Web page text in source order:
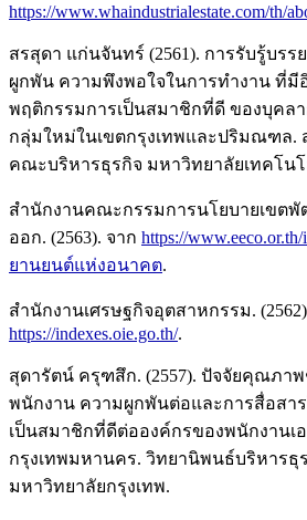
https://www.whaindustrialestate.com/th/
สรสุดา แก่นจันทร์ (2561). การรับรู้บรร
ผูกพัน ความพึงพอใจในการทำงาน ที่มี
พฤติกรรมการเป็นสมาชิกที่ดี ของบุคล
กลุ่มใหม่ในเขตกรุงเทพและปริมณฑล.
คณะบริหารธุรกิจ มหาวิทยาลัยเทคโน
สำนักงานคณะกรรมการนโยบายเขต
ออก. (2563). จาก https://
ยานยนต์แห่งอนาคต.
สำนักงานเศรษฐกิจอุตสาหกรรม.
https://indexes.oie.go.th/.
สุดารัตน์ ครุฑสึก. (2557). ปัจจัยคุณภา
พนักงาน ความผูกพันต่อและการสื่อสา
เป็นสมาชิกที่ดีต่อองค์กรของพนักงานเ
กรุงเทพมหานคร. วิทยานิพนธ์บริหาร
มหาวิทยาลัยกรุงเทพ.